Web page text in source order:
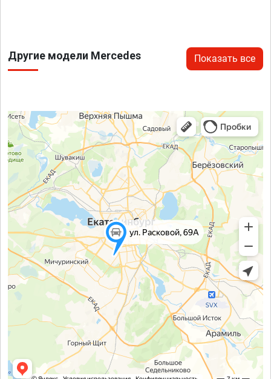
Другие модели Mercedes Показать все